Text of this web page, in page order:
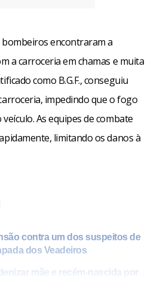
encontraram a
a carroceria em chamas e muita
como B.G.F., conseguiu
impedindo que o fogo
As equipes de combate
limitando os danos à
contra um dos suspeitos de
dos Veadeiros
mãe e recém-nascida por